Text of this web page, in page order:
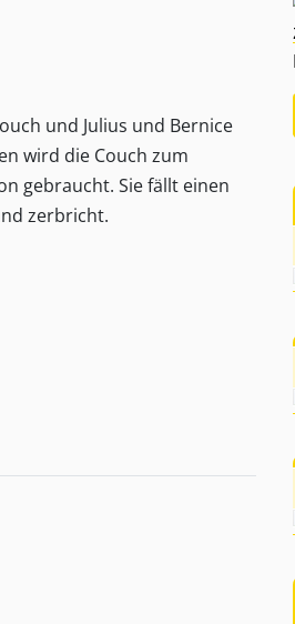
und Julius und Bernice
wird die Couch zum
gebraucht. Sie fällt einen
zerbricht.